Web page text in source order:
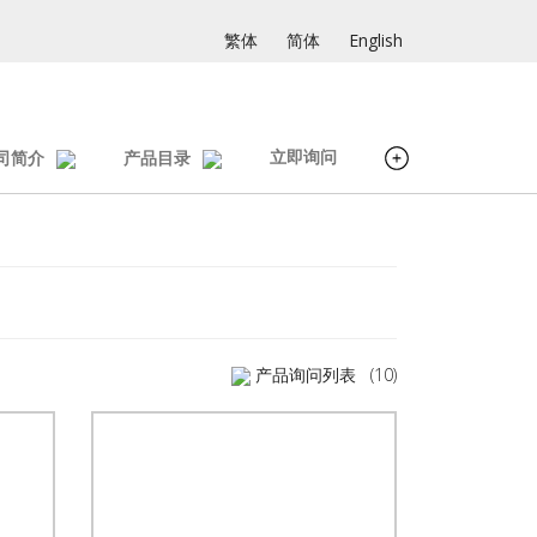
繁体 简体 English
简介 产品目录 立即询问
产品询问列表 (10)